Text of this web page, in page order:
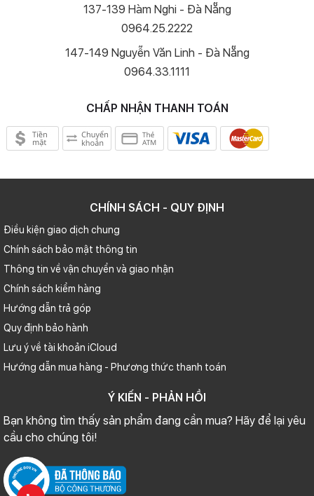
137-139 Hàm Nghi - Đà Nẵng
0964.25.2222
147-149 Nguyễn Văn Linh - Đà Nẵng
0964.33.1111
CHẤP NHẬN THANH TOÁN
CHÍNH SÁCH - QUY ĐỊNH
Điều kiện giao dịch chung
Chính sách bảo mật thông tin
Thông tin về vận chuyển và giao nhận
Chính sách kiểm hàng
Hướng dẫn trả góp
Quy định bảo hành
Lưu ý về tài khoản iCloud
Hướng dẫn mua hàng - Phương thức thanh toán
Ý KIẾN - PHẢN HỒI
Bạn không tìm thấy sản phẩm đang cần mua? Hãy để lại yêu
cầu cho chúng tôi!